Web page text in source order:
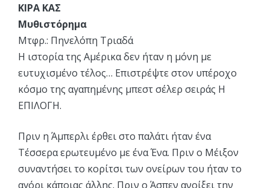
ΚΙΡΑ ΚΑΣ
Μυθιστόρημα
Μτφρ.: Πηνελόπη Τριαδά
Η ιστορία της Αμέρικα δεν ήταν η μόνη με
ευτυχισμένο τέλος… Επιστρέψτε στον υπέροχο
κόσμο της αγαπημένης μπεστ σέλερ σειράς Η
ΕΠΙΛΟΓΗ.
Πριν η Άμπερλι έρθει στο παλάτι ήταν ένα
Τέσσερα ερωτευμένο με ένα Ένα. Πριν ο Μέιξον
συναντήσει το κορίτσι των ονείρων του ήταν το
αγόρι κάποιας άλλης. Πριν ο Άσπεν ανοίξει την